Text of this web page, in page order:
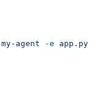
my-agent -e app.py